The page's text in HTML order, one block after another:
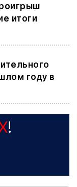
итоги
году в
!